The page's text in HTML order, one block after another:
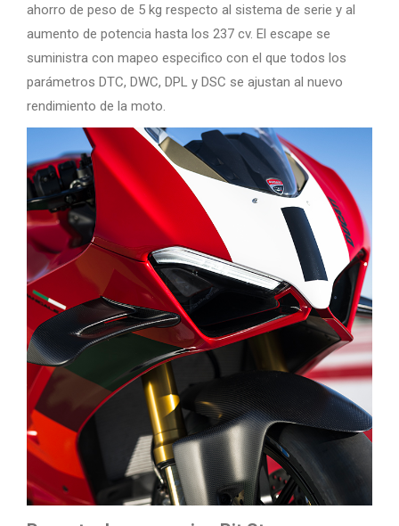
ahorro de peso de 5 kg respecto al sistema de serie y al
aumento de potencia hasta los 237 cv. El escape se
suministra con mapeo especifico con el que todos los
parámetros DTC, DWC, DPL y DSC se ajustan al nuevo
rendimiento de la moto.